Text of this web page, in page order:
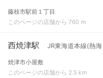
藤枝市駅前１丁目
このページの店舗から 760 m
西焼津駅 JR東海道本線(熱
焼津市小屋敷
このページの店舗から 2.5 km